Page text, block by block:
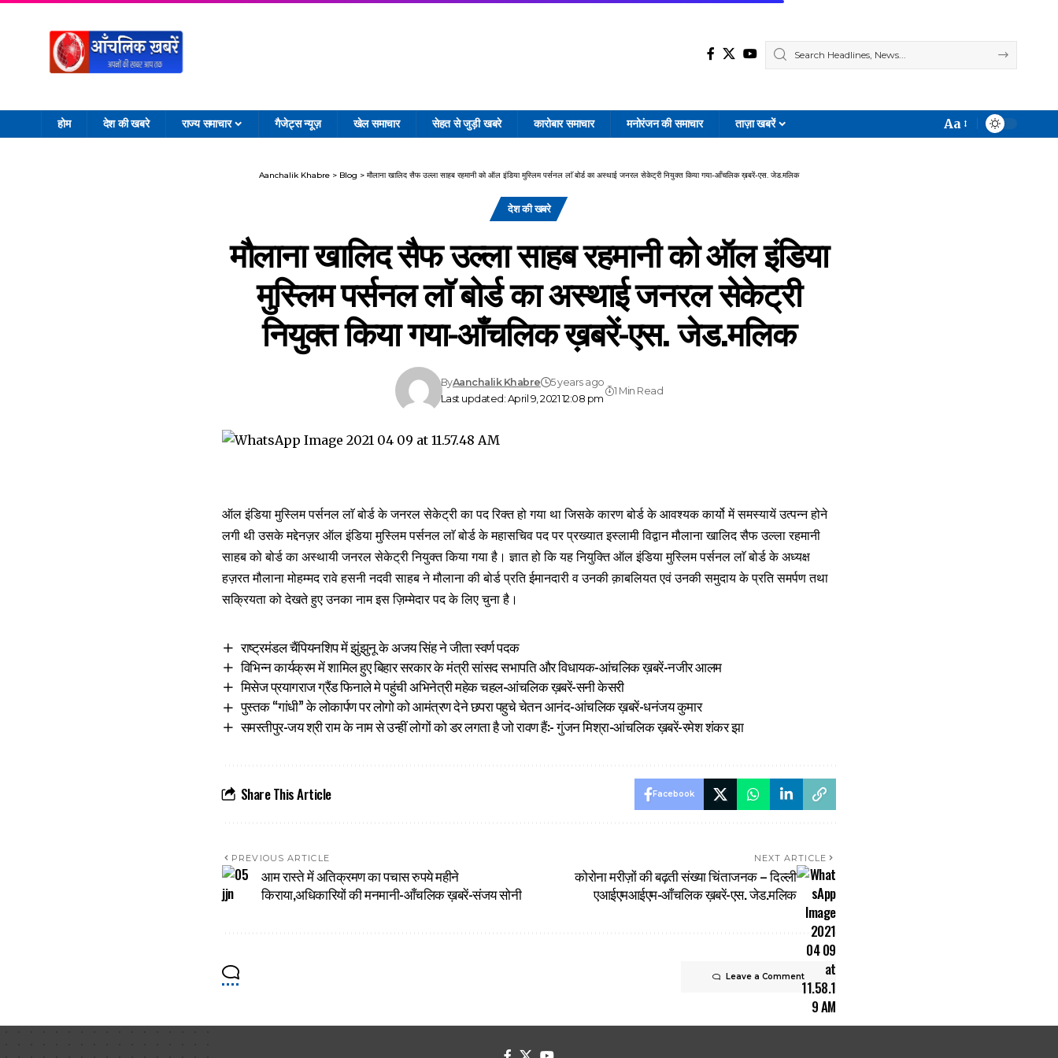
होम देश की खबरे राज्य समाचार गैजेट्स न्यूज़ खेल समाचार सेहत से जुड़ी खबरे कारोबार समाचार मनोरंजन की समाचार ताज़ा खबरें
Font
Aa
Aanchalik Khabre > Blog > मौलाना खालिद सैफ उल्ला साहब रहमानी को ऑल इंडिया मुस्लिम पर्सनल लाॅ बोर्ड का अस्थाई जनरल सेकेट्री नियुक्त किया गया-आँचलिक ख़बरें-एस. जेड.मलिक
देश की खबरे
मौलाना खालिद सैफ उल्ला साहब रहमानी को ऑल इंडिया
मुस्लिम पर्सनल लाॅ बोर्ड का अस्थाई जनरल सेकेट्री
नियुक्त किया गया-आँचलिक ख़बरें-एस. जेड.मलिक
Last updated: April 9, 2021 12:08 pm
ByAanchalik Khabre 5 years ago
1 Min Read
ऑल इंडिया मुस्लिम पर्सनल लाॅ बोर्ड के जनरल सेकेट्री का पद रिक्त हो गया था जिसके कारण बोर्ड के आवश्यक कार्यो में समस्यायें उत्पन्न होने
लगी थी उसके मद्देनज़र ऑल इंडिया मुस्लिम पर्सनल लाॅ बोर्ड के महासचिव पद पर प्रख्यात इस्लामी विद्वान मौलाना खालिद सैफ उल्ला रहमानी
साहब को बोर्ड का अस्थायी जनरल सेकेट्री नियुक्त किया गया है। ज्ञात हो कि यह नियुक्ति ऑल इंडिया मुस्लिम पर्सनल लाॅ बोर्ड के अध्यक्ष
हज़रत मौलाना मोहम्मद रावे हसनी नदवी साहब ने मौलाना की बोर्ड प्रति ईमानदारी व उनकी क़ाबलियत एवं उनकी समुदाय के प्रति समर्पण तथा
सक्रियता को देखते हुए उनका नाम इस ज़िम्मेदार पद के लिए चुना है।
राष्ट्रमंडल चैंपियनशिप में झुंझुनू के अजय सिंह ने जीता स्वर्ण पदक
विभिन्न कार्यक्रम में शामिल हुए बिहार सरकार के मंत्री सांसद सभापति और विधायक-आंचलिक ख़बरें-नजीर आलम
मिसेज प्रयागराज ग्रैंड फिनाले मे पहुंची अभिनेत्री महेक चहल-आंचलिक ख़बरें-सनी केसरी
पुस्तक “गांधी” के लोकार्पण पर लोगो को आमंत्रण देने छपरा पहुचे चेतन आनंद-आंचलिक ख़बरें-धनंजय कुमार
समस्तीपुर-जय श्री राम के नाम से उन्हीं लोगों को डर लगता है जो रावण हैं:- गुंजन मिश्रा-आंचलिक ख़बरें-रमेश शंकर झा
Share This Article Facebook
PREVIOUS ARTICLE
आम रास्ते में अतिक्रमण का पचास रुपये महीने
किराया,अधिकारियों की मनमानी-आँचलिक ख़बरें-संजय सोनी
NEXT ARTICLE
कोरोना मरीज़ों की बढ़ती संख्या चिंताजनक – दिल्ली
एआईएमआईएम-आँचलिक ख़बरें-एस. जेड.मलिक
Leave a Comment